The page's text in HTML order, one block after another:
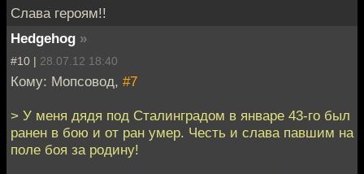
Слава героям!!
Hedgehog »
#10 | 28.07.12 18:40
Кому: Мопсовод, #7
> У меня дядя под Сталинградом в январе 43-го был
ранен в бою и от ран умер. Честь и слава павшим на
поле боя за родину!